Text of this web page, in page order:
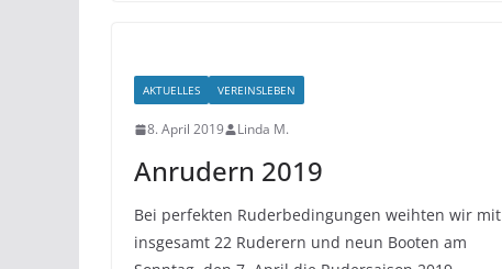
AKTUELLES VEREINSLEBEN
8. April 2019 Linda M.
Anrudern 2019
Bei perfekten Ruderbedingungen weihten wir mit
insgesamt 22 Ruderern und neun Booten am